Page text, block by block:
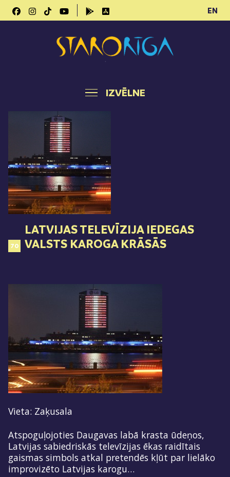
EN
IZVĒLNE
70
LATVIJAS TELEVĪZIJA IEDEGAS
VALSTS KAROGA KRĀSĀS
Vieta: Zaķusala
Atspoguļojoties Daugavas labā krasta ūdeņos,
Latvijas sabiedriskās televīzijas ēkas raidītais
gaismas simbols atkal pretendēs kļūt par lielāko
improvizēto Latvijas karogu…